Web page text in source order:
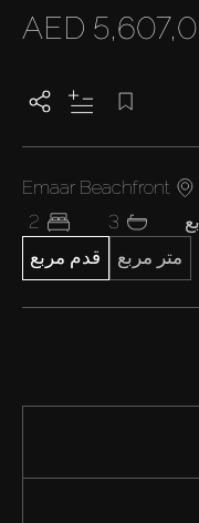
AED
Emaar Beachfront
2
3
قدم مربع
متر مربع